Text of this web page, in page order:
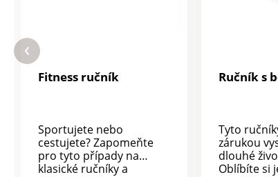
Fitness ručník
Sportujete nebo
cestujete? Zapomeňte
pro tyto případy na
klasické ručníky a
Ručník s
Tyto
zárukou
dlouhé
Oblíbíte si